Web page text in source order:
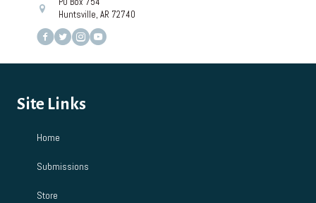
Huntsville, AR 72740
Site Links
Home
Submissions
Store